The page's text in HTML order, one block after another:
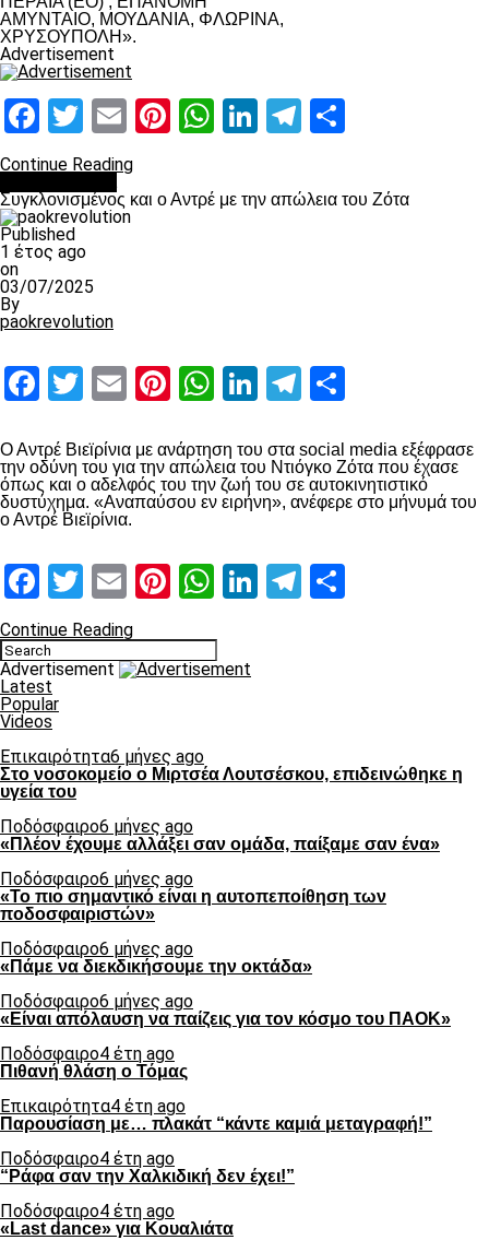
ΑΜΥΝΤΑΙΟ, ΜΟΥΔΑΝΙΑ, ΦΛΩΡΙΝΑ,
ΧΡΥΣΟΥΠΟΛΗ».
Advertisement
Facebook
Twitter
EmailPinterest
WhatsApp
LinkedIn
Telegram
Continue Reading
Συγκλονισμένος και ο Αντρέ με την απώλεια του Ζότα
Published
1 έτος ago
on
03/07/2025
By
paokrevolution
Facebook
Twitter
EmailPinterest
WhatsApp
LinkedIn
Telegram
Ο Αντρέ Βιεϊρίνια με ανάρτηση του στα social media εξέφρασε
την οδύνη του για την απώλεια του Ντιόγκο Ζότα που έχασε
όπως και ο αδελφός του την ζωή του σε αυτοκινητιστικό
δυστύχημα. «Αναπαύσου εν ειρήνη», ανέφερε στο μήνυμά του
ο Αντρέ Βιεϊρίνια.
Facebook
Twitter
EmailPinterest
WhatsApp
LinkedIn
Telegram
Continue Reading
Advertisement
Latest
Popular
Videos
Επικαιρότητα6 μήνες ago
Στο νοσοκομείο ο Μιρτσέα Λουτσέσκου, επιδεινώθηκε η
υγεία του
Ποδόσφαιρο6 μήνες ago
«Πλέον έχουμε αλλάξει σαν ομάδα, παίξαμε σαν ένα»
Ποδόσφαιρο6 μήνες ago
«Το πιο σημαντικό είναι η αυτοπεποίθηση των
ποδοσφαιριστών»
Ποδόσφαιρο6 μήνες ago
«Πάμε να διεκδικήσουμε την οκτάδα»
Ποδόσφαιρο6 μήνες ago
«Είναι απόλαυση να παίζεις για τον κόσμο του ΠΑΟΚ»
Ποδόσφαιρο4 έτη ago
Πιθανή θλάση ο Τόμας
Επικαιρότητα4 έτη ago
Παρουσίαση με… πλακάτ “κάντε καμιά μεταγραφή!”
Ποδόσφαιρο4 έτη ago
“Ράφα σαν την Χαλκιδική δεν έχει!”
Ποδόσφαιρο4 έτη ago
«Last dance» για Κουαλιάτα